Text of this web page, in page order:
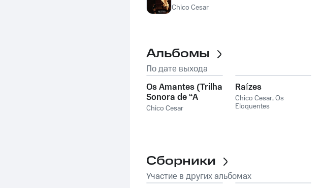
Chico Cesar
Альбомы
По дате выхода
Os Amantes (Trilha
Sonora de “A
Nobreza do
Chico Cesar
Raízes
Chico Cesar,Os
Eloquentes
Сборники
Участие в других альбомах